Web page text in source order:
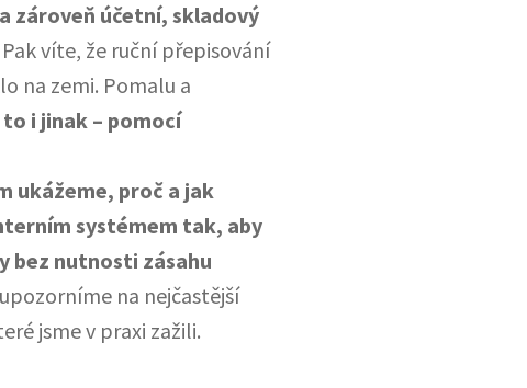
zároveň účetní, skladový
Pak víte, že ruční přepisování
na zemi. Pomalu a
to i jinak – pomocí
ukážeme, proč a jak
systémem tak, aby
bez nutnosti zásahu
na nejčastější
jsme v praxi zažili.